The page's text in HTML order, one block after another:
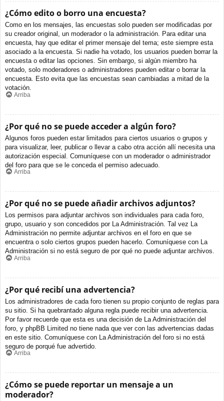
¿Cómo edito o borro una encuesta?
Como en los mensajes, las encuestas solo pueden ser modificadas por
su creador original, un moderador o la administración. Para editar una
encuesta, hay que editar el primer mensaje del tema; este siempre esta
asociado a la encuesta. Si nadie ha votado, los usuarios pueden borrar la
encuesta o editar las opciones. Sin embargo, si algún miembro ha
votado, solo moderadores o administradores pueden editar o borrar la
encuesta. Esto evita que las encuestas sean cambiadas a mitad de la
votación.
Arriba
¿Por qué no se puede acceder a algún foro?
Algunos foros pueden estar limitados para ciertos usuarios o grupos y
para visualizar, leer, publicar o llevar a cabo otra acción allí necesita una
autorización especial. Comuníquese con un moderador o administrador
del foro para que se le conceda el permiso adecuado.
Arriba
¿Por qué no se puede añadir archivos adjuntos?
Los permisos para adjuntar archivos son individuales para cada foro,
grupo, usuario y son concedidos por La Administración. Tal vez La
Administración no permite adjuntar archivos en el foro en que se
encuentra o solo ciertos grupos pueden hacerlo. Comuníquese con La
Administración si no está seguro de por qué no puede adjuntar archivos.
Arriba
¿Por qué recibí una advertencia?
Los administradores de cada foro tienen su propio conjunto de reglas para
su sitio. Si ha quebrantado alguna regla puede recibir una advertencia.
Por favor recuerde que esta es una decisión de La Administración del
foro, y phpBB Limited no tiene nada que ver con las advertencias dadas
en este sitio. Comuníquese con La Administración del foro si no está
seguro de porqué fue advertido.
Arriba
¿Cómo se puede reportar un mensaje a un
moderador?